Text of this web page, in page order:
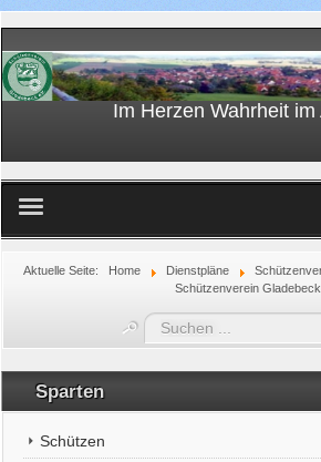
Im Herzen Wahrheit
Home
Aktuelle Seite: Home Dienstpläne
Schützenverein Gladebeck
Suchen
...
Sparten
Schützen